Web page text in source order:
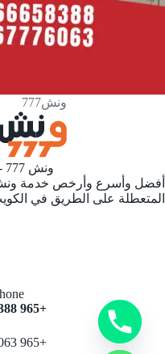
ونش777
ونش 777 - الكويت
أفضل وأسرع وأرخص خدمة
المتعطلة على الطريق في
+965 66658388
+965 67776063 e
c
a